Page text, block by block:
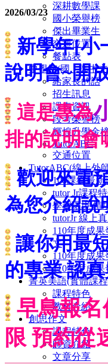
深耕數學課
國小榮譽榜
傑出畢業生
交通位置
餐點表
中學館(國、高中
給家長的話
招生訊息
課表資訊
段考榮譽榜
輝煌升學金
TutorABC
交通位置
TutorABC(線上外
108課綱最新
tutor Jr課程
學習環境 情
tutorJr 線上
110年度成
文
110年度成
110年度成
菁英美語(實體課
課程特色
教材介紹
創思作文
課程特色
師資介紹
文章分享
2026/03/23
新學年[小
說明會~開
這是專為
排的說明會
歡迎來電
為您介紹說
讓你用最
的專業 認
早鳥報
限 預約從